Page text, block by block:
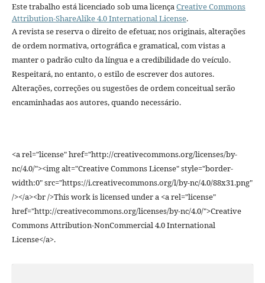
Este trabalho está licenciado sob uma licençaCreative Commons
Attribution-ShareAlike 4.0 International License.
A revista se reserva o direito de efetuar, nos originais, alterações
de ordem normativa, ortográfica e gramatical, com vistas a
manter o padrão culto da língua e a credibilidade do veículo.
Respeitará, no entanto, o estilo de escrever dos autores.
Alterações, correções ou sugestões de ordem conceitual serão
encaminhadas aos autores, quando necessário.
<a rel="license" href="http://creativecommons.org/licenses/by-
nc/4.0/"><img alt="Creative Commons License" style="border-
width:0" src="https://i.creativecommons.org/l/by-nc/4.0/88x31.png"
/></a><br />This work is licensed under a <a rel="license"
href="http://creativecommons.org/licenses/by-nc/4.0/">Creative
Commons Attribution-NonCommercial 4.0 International
License</a>.